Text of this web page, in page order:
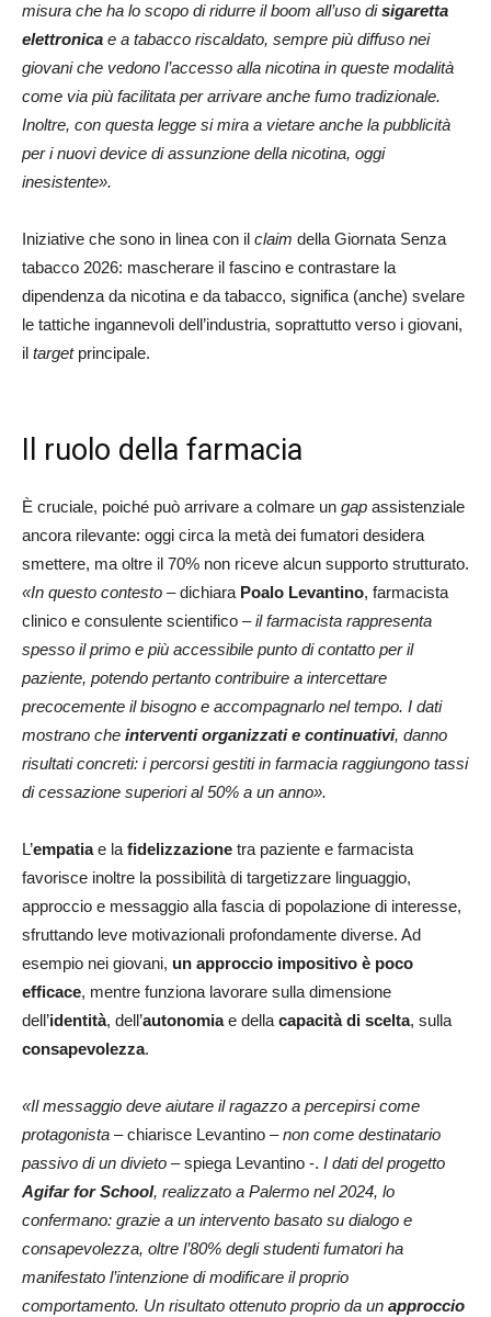
misura che ha lo scopo di ridurre il boom all’uso disigaretta
elettronica e a tabacco riscaldato, sempre più diffuso nei
giovani che vedono l’accesso alla nicotina in queste modalità
come via più facilitata per arrivare anche fumo tradizionale.
Inoltre, con questa legge si mira a vietare anche la pubblicità
per i nuovi device di assunzione della nicotina, oggi
inesistente».
Iniziative che sono in linea con il claim della Giornata Senza
tabacco 2026: mascherare il fascino e contrastare la
dipendenza da nicotina e da tabacco, significa (anche) svelare
le tattiche ingannevoli dell’industria, soprattutto verso i giovani,
il targetprincipale.
Il ruolo della farmacia
È cruciale, poiché può arrivare a colmare un gap assistenziale
ancora rilevante: oggi circa la metà dei fumatori desidera
smettere, ma oltre il 70% non riceve alcun supporto strutturato.
«In questo contesto – dichiara Poalo Levantino, farmacista
clinico e consulente scientifico –il farmacista rappresenta
spesso il primo e più accessibile punto di contatto per il
paziente, potendo pertanto contribuire a intercettare
precocemente il bisogno e accompagnarlo nel tempo. I dati
mostrano che interventi organizzati e continuativi, danno
risultati concreti: i percorsi gestiti in farmacia raggiungono tassi
di cessazione superiori al 50% a un anno».
L’empatiae la fidelizzazione tra paziente e farmacista
favorisce inoltre la possibilità di targetizzare linguaggio,
approccio e messaggio alla fascia di popolazione di interesse,
sfruttando leve motivazionali profondamente diverse. Ad
esempio nei giovani, un approccio impositivo è poco
efficace, mentre funziona lavorare sulla dimensione
dell’identità, dell’autonomiae della capacità di scelta, sulla
consapevolezza.
«Il messaggio deve aiutare il ragazzo a percepirsi come
protagonista – chiarisce Levantino –non come destinatario
passivo di un divieto – spiega Levantino -. I dati del progetto
Agifar for School, realizzato a Palermo nel 2024, lo
confermano: grazie a un intervento basato su dialogo e
consapevolezza, oltre l’80% degli studenti fumatori ha
manifestato l’intenzione di modificare il proprio
comportamento. Un risultato ottenuto proprio da un approccio